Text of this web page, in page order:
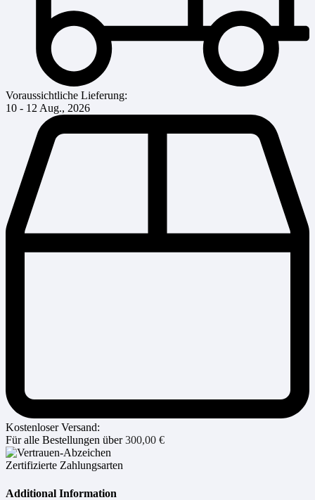
Voraussichtliche Lieferung:
10 - 12 Aug., 2026
Kostenloser Versand:
Für alle Bestellungen über300,00 €
Zertifizierte Zahlungsarten
Additional Information